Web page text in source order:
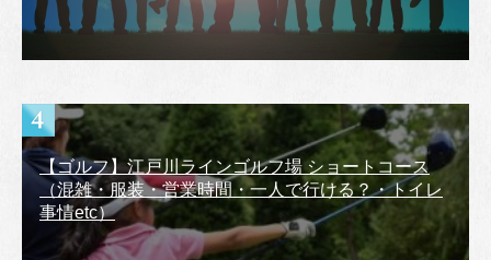
【ゴルフ】江戸川ラインゴルフ場 ショートコース
（混雑・服装・営業時間・一人で行ける？・トイレ
事情etc）